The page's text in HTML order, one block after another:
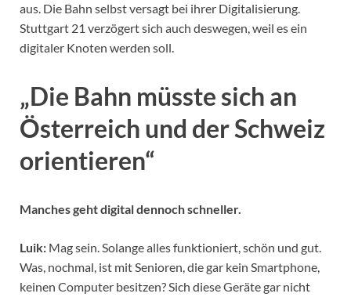
aus. Die Bahn selbst versagt bei ihrer Digitalisierung.
Stuttgart 21 verzögert sich auch deswegen, weil es ein
digitaler Knoten werden soll.
„Die Bahn müsste sich an
Österreich und der Schweiz
orientieren“
Manches geht digital dennoch schneller.
Luik: Mag sein. Solange alles funktioniert, schön und gut.
Was, nochmal, ist mit Senioren, die gar kein Smartphone,
keinen Computer besitzen? Sich diese Geräte gar nicht